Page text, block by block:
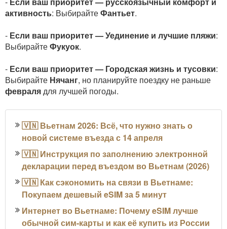
активность: ВыбирайтеФантьет.
- Если ваш приоритет — Уединение и лучшие пляжи:
ВыбирайтеФукуок.
- Если ваш приоритет — Городская жизнь и тусовки:
Выбирайте Нячанг, но планируйте поездку не раньше
февралядля лучшей погоды.
🇻🇳 Вьетнам 2026: Всё, что нужно знать о
новой системе въезда с 14 апреля
🇻🇳 Инструкция по заполнению электронной
декларации перед въездом во Вьетнам (2026)
🇻🇳 Как сэкономить на связи в Вьетнаме:
Покупаем дешевый eSIM за 5 минут
Интернет во Вьетнаме: Почему eSIM лучше
обычной сим-карты и как её купить из России